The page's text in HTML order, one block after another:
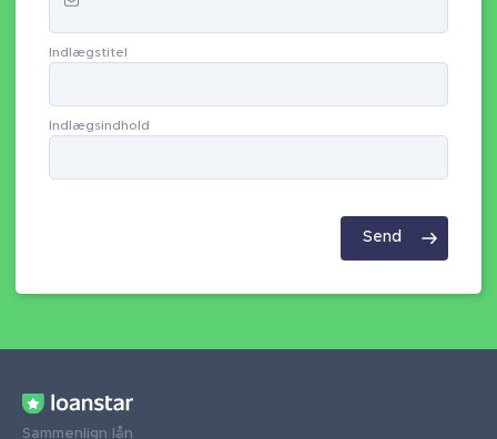
Indlægstitel
Indlægsindhold
Sammenlign lån